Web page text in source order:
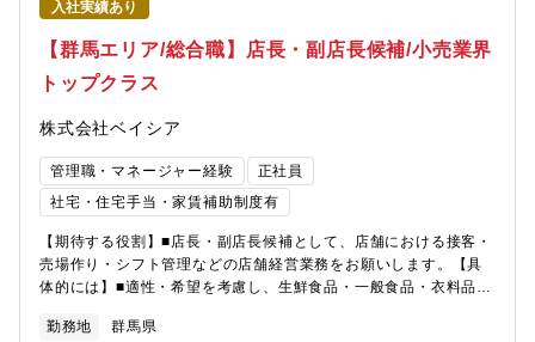
20％、既存：80％・対面営業：0％、非対面営業：100％ ※原則
オンラインで商談します■メインプロダクト・LINEヤフー広告
入社実績あり
【群馬エリア/総合職】店長・副店長候補/小売業界
トップクラス
株式会社ベイシア
管理職・マネージャー経験
正社員
社宅・住宅手当・家賃補助制度有
【期待する役割】■店長・副店長候補として、店舗における接客・
売場作り・シフト管理などの店舗経営業務をお願いします。【具
体的には】■適性・希望を考慮し、生鮮食品・一般食品・衣料品・
うなレイアウトの考案・陳列※マネジメント業務など店舗運営・
勤務地 群馬県